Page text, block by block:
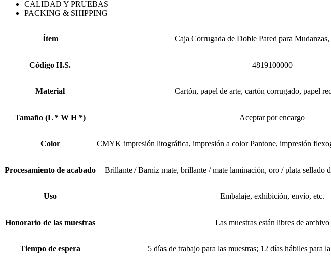
CALIDAD Y PRUEBAS
PACKING & SHIPPING
Ítem Caja Corrugada de Doble Pared para
Código H.S. 4819100000
Material Cartón, papel de arte, cartón corrugado, papel
Tamaño (L * W H *) Aceptar por encargo
Color CMYK impresión litográfica, impresión a color Pantone, impresión
Procesamiento de acabado Brillante / Barniz mate, brillante / mate laminación, oro / plata sellado
Uso Embalaje, exhibición, envío, etc.
Honorario de las muestras Las muestras están libres de archivo
Tiempo de espera 5 días de trabajo para las muestras; 12 días hábiles para